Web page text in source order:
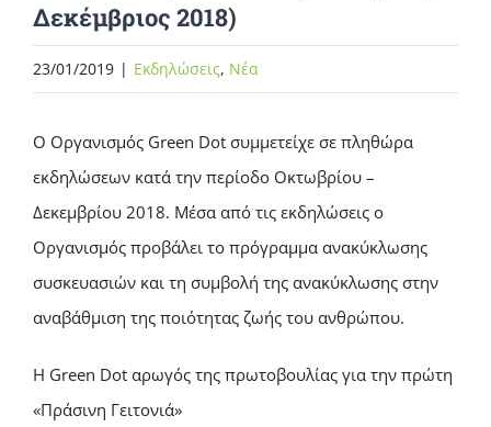
Δεκέμβριος 2018)
23/01/2019 | Eκδηλώσεις, Νέα
Ο Οργανισμός Green Dot συμμετείχε σε πληθώρα
εκδηλώσεων κατά την περίοδο Οκτωβρίου –
Δεκεμβρίου 2018. Μέσα από τις εκδηλώσεις ο
Οργανισμός προβάλει το πρόγραμμα ανακύκλωσης
συσκευασιών και τη συμβολή της ανακύκλωσης στην
αναβάθμιση της ποιότητας ζωής του ανθρώπου.
H Green Dot αρωγός της πρωτοβουλίας για την πρώτη
«Πράσινη Γειτονιά»